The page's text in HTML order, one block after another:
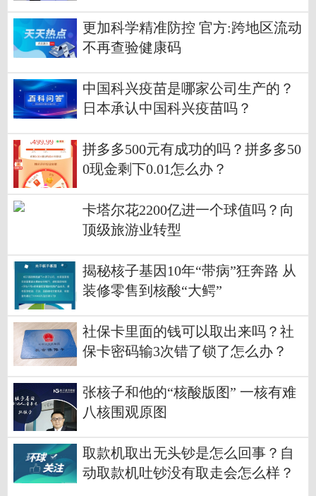
更加科学精准防控 官方:跨地区流动
不再查验健康码
中国科兴疫苗是哪家公司生产的？
日本承认中国科兴疫苗吗？
拼多多500元有成功的吗？拼多多50
0现金剩下0.01怎么办？
卡塔尔花2200亿进一个球值吗？向
顶级旅游业转型
揭秘核子基因10年“带病”狂奔路 从
装修零售到核酸“大鳄”
社保卡里面的钱可以取出来吗？社
保卡密码输3次错了锁了怎么办？
张核子和他的“核酸版图” 一核有难
八核围观原图
取款机取出无头钞是怎么回事？自
动取款机吐钞没有取走会怎么样？